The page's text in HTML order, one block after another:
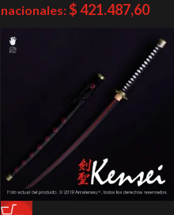
nacionales:$421.487,60